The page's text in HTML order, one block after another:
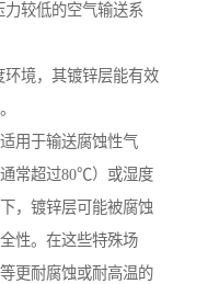
较低的空气输送系
境，其镀锌层能有效
用于输送腐蚀性气
常超过80℃）或湿度
，镀锌层可能被腐蚀
性。在这些特殊场
更耐腐蚀或耐高温的